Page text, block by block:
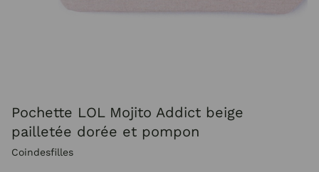
Pochette LOL Mojito Addict beige
pailletée dorée et pompon
Coindesfilles